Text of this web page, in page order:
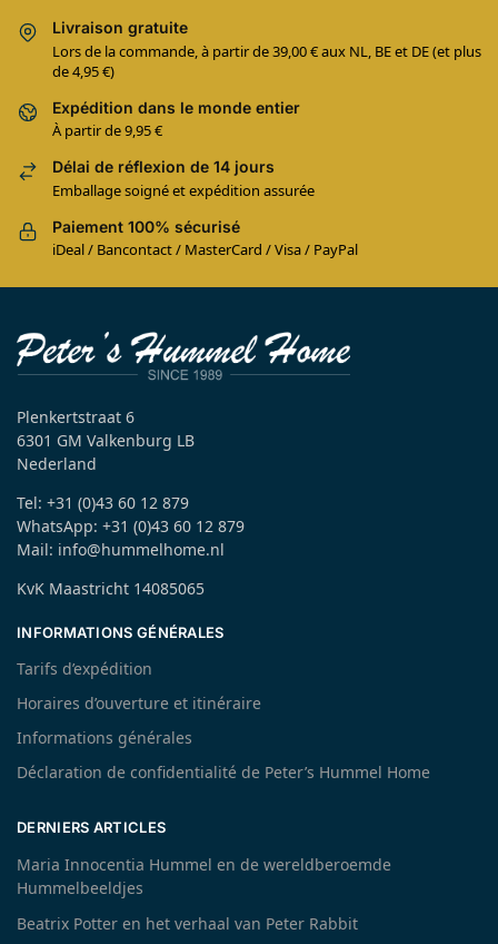
Livraison gratuite
Lors de la commande, à partir de 39,00 € aux NL, BE et DE (et plus
de 4,95 €)
Expédition dans le monde entier
À partir de 9,95 €
Délai de réflexion de 14 jours
Emballage soigné et expédition assurée
Paiement 100% sécurisé
iDeal / Bancontact / MasterCard / Visa / PayPal
Plenkertstraat 6
6301 GM Valkenburg LB
Nederland
Tel: +31 (0)43 60 12 879
WhatsApp: +31 (0)43 60 12 879
Mail: info@hummelhome.nl
KvK Maastricht 14085065
INFORMATIONS GÉNÉRALES
Tarifs d’expédition
Horaires d’ouverture et itinéraire
Informations générales
Déclaration de confidentialité de Peter’s Hummel Home
DERNIERS ARTICLES
Maria Innocentia Hummel en de wereldberoemde
Hummelbeeldjes
Beatrix Potter en het verhaal van Peter Rabbit